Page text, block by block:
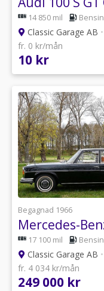
14 850 mil Bensin
Classic Garage AB •
fr. 0 kr/mån
10 kr
Begagnad 1966
17 100 mil Bensin
Classic Garage AB •
fr. 4 034 kr/mån
249 000 kr